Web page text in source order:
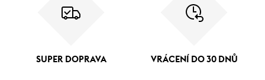
SUPER DOPRAVA VRÁCENÍ DO 30 DNŮ